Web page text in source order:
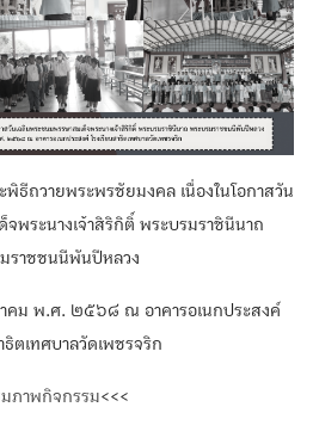
Search
พิธีถวายพระพรชัยมงคล เนื่องในโอกาสวัน
พระนางเจ้าสิริกิติ์ พระบรมราชินีนาถ
ราชชนนีพันปีหลวง
คม พ.ศ. ๒๕๖๘ ณ อาคารอเนกประสงค์
ธิตเทศบาลวัดเพชรจริก
ภาพกิจกรรม<<<